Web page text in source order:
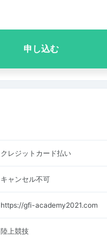
申し込む
クレジットカード払い
キャンセル不可
https://gfi-academy2021.com
陸上競技